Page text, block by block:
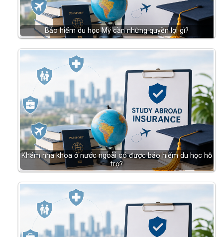
Bảo hiểm du học Mỹ cần những quyền lợi gì?
Khám nha khoa ở nước ngoài có được bảo hiểm du học hỗ
trợ?